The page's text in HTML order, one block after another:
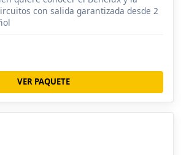
con salida garantizada desde 2
VER PAQUETE